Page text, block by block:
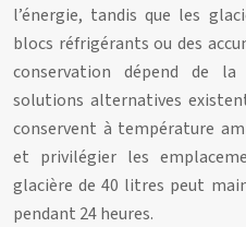
l’énergie, tandis que les
blocs réfrigérants ou des
conservation dépend de
solutions alternatives
conservent à température
et privilégier les
glacière de 40 litres peut
pendant 24 heures.